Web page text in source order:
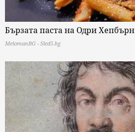
Бързата паста на Одри Хепбърн
MelomanBG - Sled5.bg